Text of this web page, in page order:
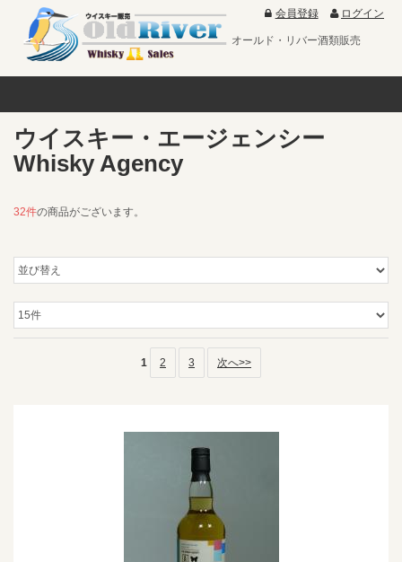
会員登録 ログイン
オールド・リバー酒類販売
ウイスキー・エージェンシー
Whisky Agency
32件の商品がございます。
1 2 3 次へ>>